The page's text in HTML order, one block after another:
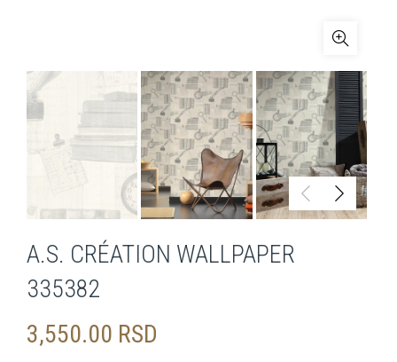
A.S. CRÉATION WALLPAPER
335382
3,550.00 RSD